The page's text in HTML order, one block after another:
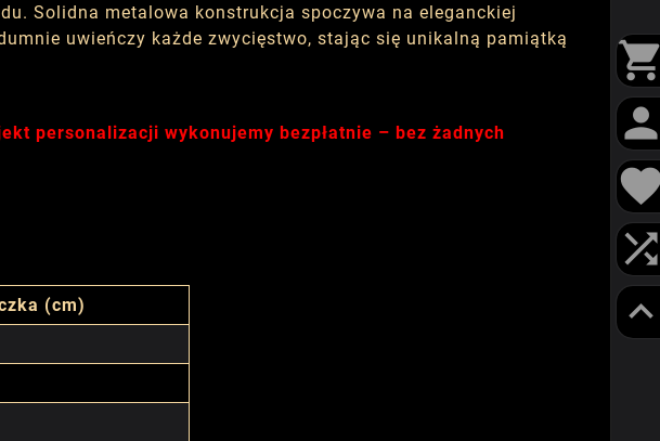
Solidna metalowa konstrukcja spoczywa na eleganckiej
uwieńczy każde zwycięstwo, stając się unikalną pamiątką
personalizacji wykonujemy bezpłatnie – bez żadnych
(cm)